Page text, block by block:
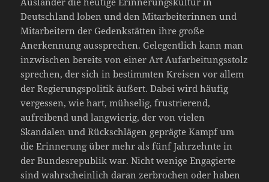
Deutschland loben und den Mitarbeiterinnen und
Mitarbeitern der Gedenkstätten ihre große
Anerkennung aussprechen. Gelegentlich kann man
inzwischen bereits von einer Art Aufarbeitungsstolz
sprechen, der sich in bestimmten Kreisen vor allem
der Regierungspolitik äußert. Dabei wird häufig
vergessen, wie hart, mühselig, frustrierend,
aufreibend und langwierig, der von vielen
Skandalen und Rückschlägen geprägte Kampf um
die Erinnerung über mehr als fünf Jahrzehnte in
der Bundesrepublik war. Nicht wenige Engagierte
sind wahrscheinlich daran zerbrochen oder haben